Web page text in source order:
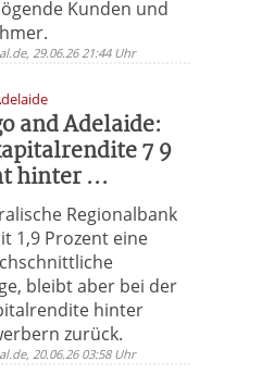
Kunden und
29.06.26 21:44 Uhr
and Adelaide:
7 9
hinter ...
Regionalbank
1,9 Prozent eine
bleibt aber bei der
hinter
zurück.
20.06.26 03:58 Uhr